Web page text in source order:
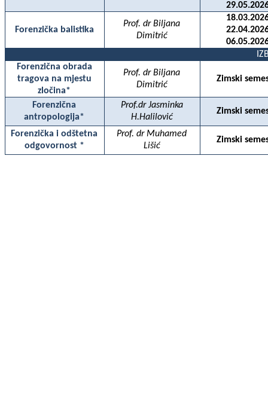
Forenzička balistika
Prof. dr Biljana
Dimitrić
Forenzična obrada
tragova na mjestu
zločina*
Prof. dr Biljana
Dimitrić
Zimski
Forenzična
antropologija*
Prof.dr Jasminka
H.Halilović
Zimski
Forenzička i odštetna
odgovornost *
Prof. dr Muhamed
Lišić
Zimski